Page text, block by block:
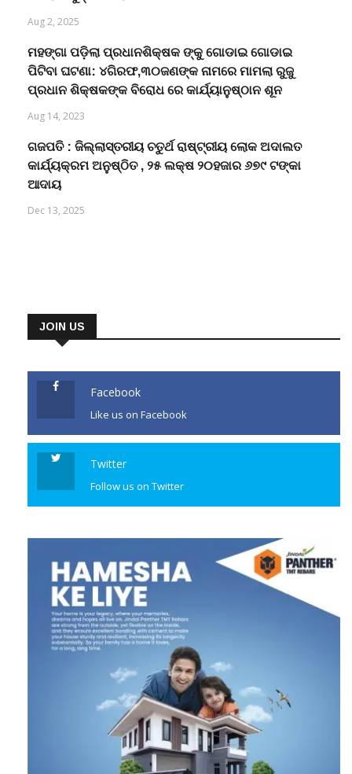
Aug 2, 2025
ମହଙ୍ଗା ପଡ଼ିଲା ପ୍ରଧାନଶିକ୍ଷକ ଙ୍କୁ ଗୋଡାଇ ଗୋଡାଇ
ପିଟିବା ଘଟଣା: ୪ଗିରଫ,୩୦ଜଣଙ୍କ ନାମରେ ମାମଲା ରୁଜୁ
ପ୍ରଧାନ ଶିକ୍ଷକଙ୍କ ବିରୋଧ ରେ କାର୍ଯ୍ୟାନୁଷ୍ଠାନ ଶୂନ
Aug 14, 2023
ଗଜପତି : ଜିଲ୍ଲାସ୍ତରୀୟ ଚତୁର୍ଥ ରାଷ୍ଟ୍ରୀୟ ଲୋକ ଅଦାଲତ
କାର୍ଯ୍ୟକ୍ରମ ଅନୁଷ୍ଠିତ , ୨୫ ଲକ୍ଷ ୨୦ହଜାର ୬୭୯ ଟଙ୍କା
ଆଦାୟ
Dec 13, 2025
JOIN US
Facebook
Like us on Facebook
Twitter
Follow us on Twitter